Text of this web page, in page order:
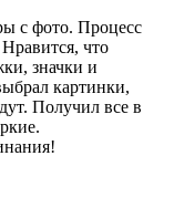
с фото. Процесс
что
значки и
картинки,
Получил все в